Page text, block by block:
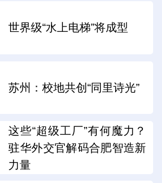
世界级“水上电梯”将成型
苏州：校地共创“同里诗光”
这些“超级工厂”有何魔力？
驻华外交官解码合肥智造新
力量